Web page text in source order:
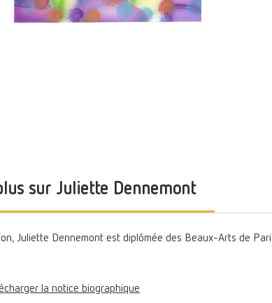
sur Juliette Dennemont
Juliette Dennemont est diplômée des Beaux-Arts de
la notice biographique